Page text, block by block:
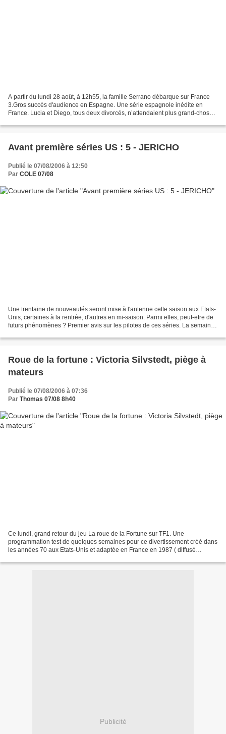
A partir du lundi 28 août, à 12h55, la famille Serrano débarque sur France
3.Gros succès d'audience en Espagne. Une série espagnole inédite en
France. Lucia et Diego, tous deux divorcés, n’attendaient plus grand-chose
Avant première séries US : 5 - JERICHO
Publié le 07/08/2006 à 12:50
Par COLE 07/08
Une trentaine de nouveautés seront mise à l'antenne cette saison aux Etats-
Unis, certaines à la rentrée, d'autres en mi-saison. Parmi elles, peut-etre de
futurs phénomènes ? Premier avis sur les pilotes de ces séries. La semaine
Roue de la fortune : Victoria Silvstedt, piège à
mateurs
Publié le 07/08/2006 à 07:36
Par Thomas 07/08 8h40
Ce lundi, grand retour du jeu La roue de la Fortune sur TF1. Une
programmation test de quelques semaines pour ce divertissement créé dans
les années 70 aux Etats-Unis et adaptée en France en 1987 ( diffusé
Publicité